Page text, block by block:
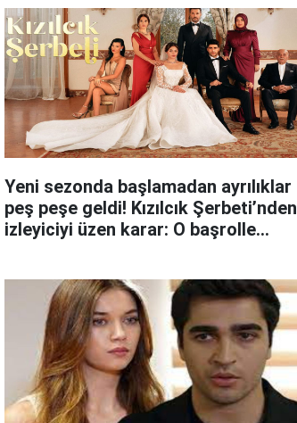
Yeni sezonda başlamadan ayrılıklar
peş peşe geldi! Kızılcık Şerbeti’nden
izleyiciyi üzen karar: O başrolle